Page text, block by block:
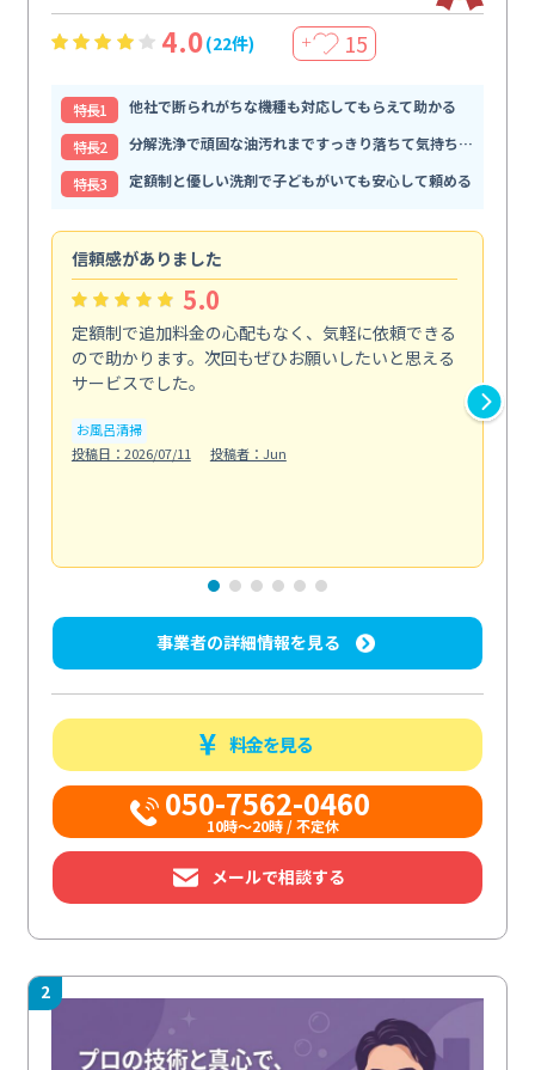
4.0(22件) ＋ 15
特⻑1
他社で断られがちな機種も対応してもらえて助かる
特⻑2
分解洗浄で頑固な油汚れまですっきり落ちて気持ちいい
特⻑3
定額制と優しい洗剤で子どもがいても安心して頼める
信頼感がありました
5.0
定額制で追加料金の心配もなく、気軽に依頼できる
ので助かります。次回もぜひお願いしたいと思える
サービスでした。
お風呂清掃
投稿日：2026/07/11
投稿者：Jun
事業者の詳細情報を見る
料金を見る
050-7562-0460
10時～20時 / 不定休
メールで相談する
2